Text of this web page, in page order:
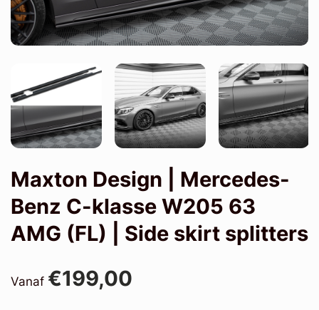
Maxton Design | Mercedes-
Benz C-klasse W205 63
AMG (FL) | Side skirt splitters
Vanaf €199,00